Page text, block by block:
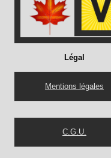
Légal
Mentions légales
C.G.U.